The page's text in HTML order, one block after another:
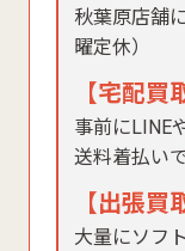
秋葉原店舗
曜定休）
【宅配買
事前にLINE
送料着払い
【出張買
大量にソフ